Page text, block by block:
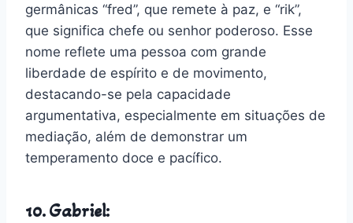
germânicas “fred”, que remete à paz, e “rik”,
que significa chefe ou senhor poderoso. Esse
nome reflete uma pessoa com grande
liberdade de espírito e de movimento,
destacando-se pela capacidade
argumentativa, especialmente em situações de
mediação, além de demonstrar um
temperamento doce e pacífico.
10. Gabriel: